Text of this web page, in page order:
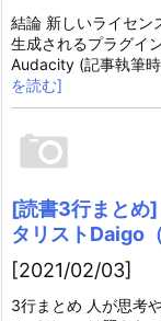
結論 新しいライセン
生成されるプラグイ
Audacity (記事執筆
を読む]
[読書3行まとめ
タリストDaigo（
[2021/02/03]
3行まとめ 人が思考